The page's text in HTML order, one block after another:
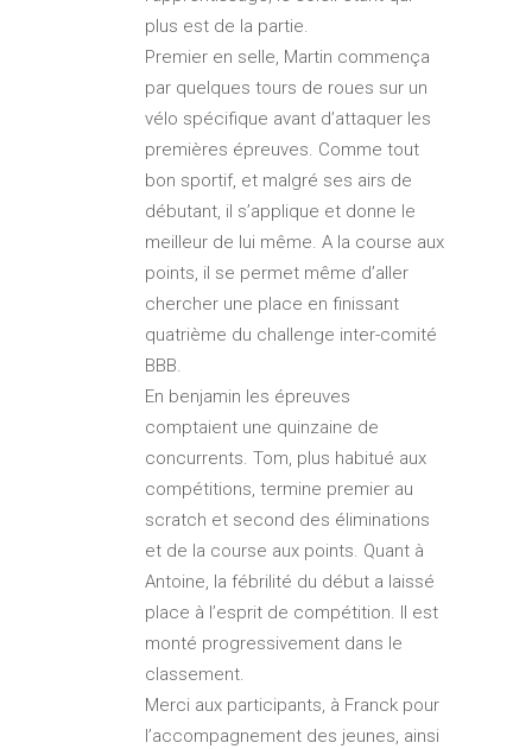
plus est de la partie.
Premier en selle, Martin commença
par quelques tours de roues sur un
vélo spécifique avant d’attaquer les
premières épreuves. Comme tout
bon sportif, et malgré ses airs de
débutant, il s’applique et donne le
meilleur de lui même. A la course aux
points, il se permet même d’aller
chercher une place en finissant
quatrième du challenge inter-comité
BBB.
En benjamin les épreuves
comptaient une quinzaine de
concurrents. Tom, plus habitué aux
compétitions, termine premier au
scratch et second des éliminations
et de la course aux points. Quant à
Antoine, la fébrilité du début a laissé
place à l’esprit de compétition. Il est
monté progressivement dans le
classement.
Merci aux participants, à Franck pour
l’accompagnement des jeunes, ainsi